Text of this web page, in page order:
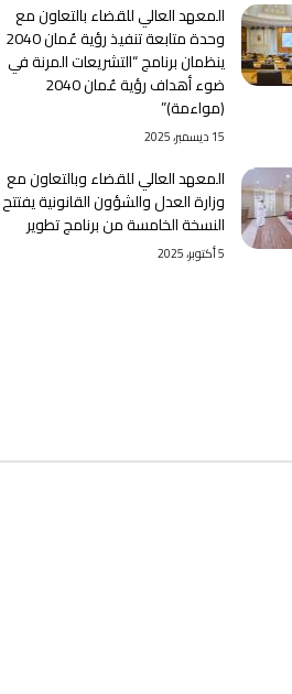
المعهد العالي للقضاء بالتعاون مع
وحدة متابعة تنفيذ رؤية عُمان 2040
ينظمان برنامج “التشريعات المرنة في
ضوء أهداف رؤية عُمان 2040
(مواءمة)”
15 ديسمبر، 2025
المعهد العالي للقضاء وبالتعاون مع
وزارة العدل والشؤون القانونية يفتتح
النسخة الخامسة من برنامج تطوير
5 أكتوبر، 2025